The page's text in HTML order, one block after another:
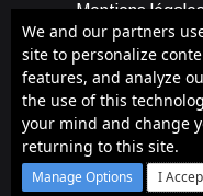
Mentions
Cookie Policy
Qui sommes-nous
We and our partners
site to personalize
features, and analyze
the use of this
your mind and change
returning to this site.
Manage Options I